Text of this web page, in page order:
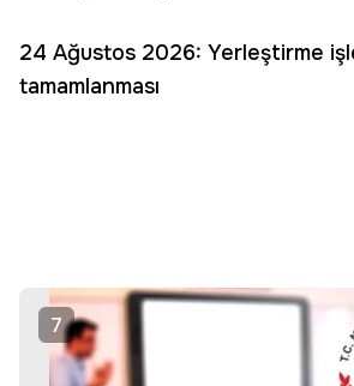
24 Ağustos 2026: Yerleştirme
tamamlanması
7